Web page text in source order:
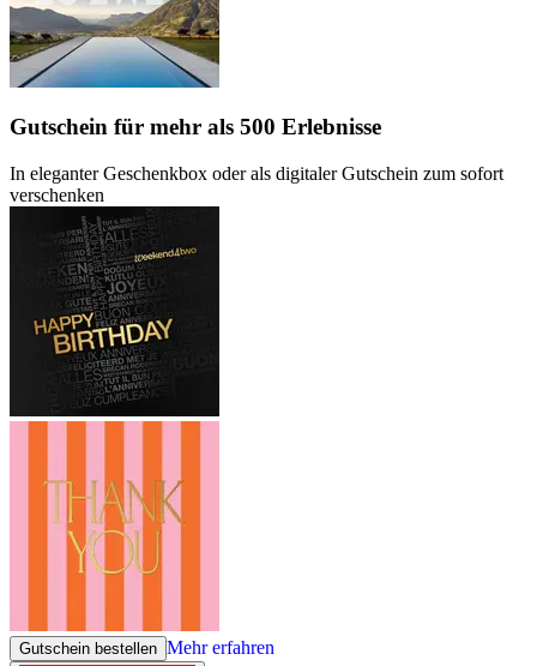
Gutschein für mehr als 500 Erlebnisse
In eleganter Geschenkbox oder als digitaler Gutschein zum sofort
verschenken
Gutschein bestellen Mehr erfahren